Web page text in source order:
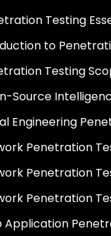
Testing
to
Testing
Source
Engineering
Penetration
Penetration
Penetration
Application